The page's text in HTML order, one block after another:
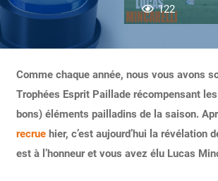
122
Comme chaque année, nous vous avons
Trophées Esprit Paillade récompensant
bons) éléments pailladins de la saison.
recruehier, c’est aujourd’hui la révélation
est à l’honneur et vous avez élu Lucas